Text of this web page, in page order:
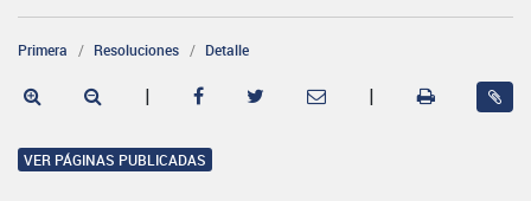
Primera Resoluciones Detalle
| |
VER PÁGINAS PUBLICADAS